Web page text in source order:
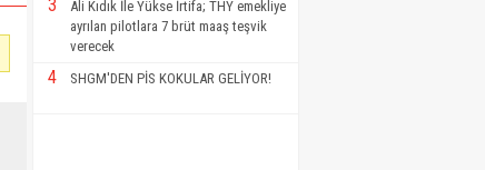
3
Ali Kıdık İle Yükse İrtifa; THY emekliye
ayrılan pilotlara 7 brüt maaş teşvik
verecek
4 SHGM'DEN PİS KOKULAR GELİYOR!